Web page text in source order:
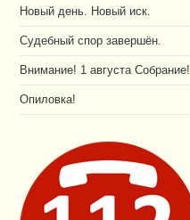
Новый день. Новый иск.
Судебный спор завершён.
Внимание! 1 августа Собрание!
Опиловка!